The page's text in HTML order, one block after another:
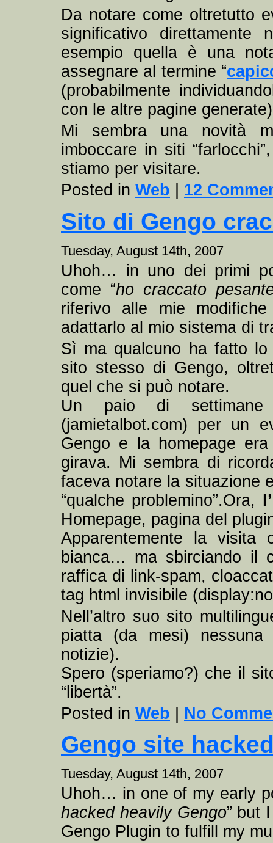
Da notare come oltretutto
significativo direttamente
esempio quella è una
assegnare al termine “
(probabilmente
con le altre pagine
Mi sembra una novità
imboccare in siti
stiamo per visitare.
Posted in Web 12
Sito di Gengo
Tuesday, August 14th, 2007
Uhoh… in uno dei primi
come “ho craccato
riferivo alle mie
adattarlo al mio sistema di
Sì ma qualcuno ha fatto
sito stesso di Gengo,
quel che si può notare.
Un paio di settimane
(jamietalbot.com) per un
Gengo e la homepage
girava. Mi sembra di
faceva notare la situazione
“qualche problemino”.Ora,
Homepage, pagina del
Apparentemente la visita
bianca… ma sbirciando il
raffica di link-spam,
tag html invisibile
Nell’altro suo sito
piatta (da mesi) nessuna
notizie).
Spero (speriamo?) che il
“libertà”.
Posted in Web No
Gengo site
Tuesday, August 14th, 2007
Uhoh… in one of my early
hacked heavily Gengo” but
Gengo Plugin to fulfill my